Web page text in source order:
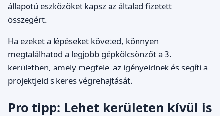
állapotú eszközöket kapsz az általad fizetett
összegért.
Ha ezeket a lépéseket követed, könnyen
megtalálhatod a legjobb gépkölcsönzőt a 3.
kerületben, amely megfelel az igényeidnek és segíti a
projektjeid sikeres végrehajtását.
Pro tipp: Lehet kerületen kívül is